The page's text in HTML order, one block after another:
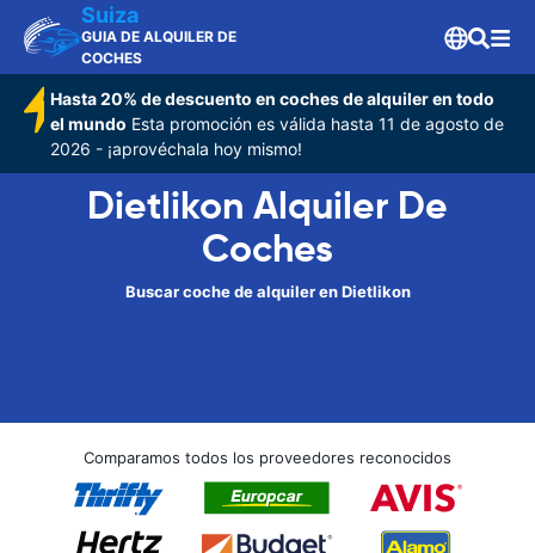
Suiza
GUIA DE ALQUILER DE
COCHES
Hasta 20% de descuento en coches de alquiler en todo
el mundo Esta promoción es válida hasta 11 de agosto de
2026 - ¡aprovéchala hoy mismo!
Dietlikon Alquiler De
Coches
Buscar coche de alquiler en Dietlikon
Comparamos todos los proveedores reconocidos